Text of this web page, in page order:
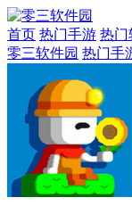
首页 热门手游 热门
零三软件园 热门手